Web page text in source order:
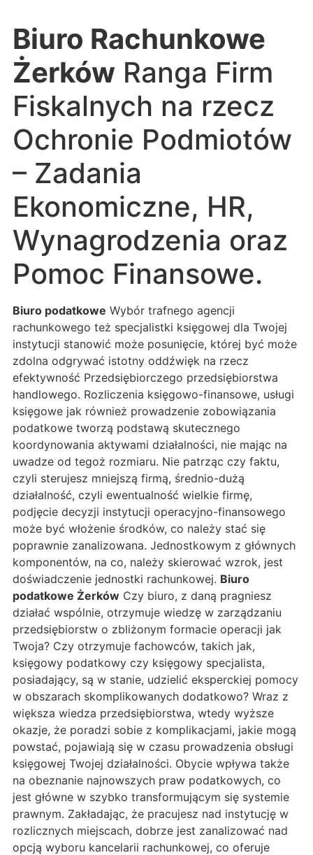
Biuro Rachunkowe
Żerków Ranga Firm
Fiskalnych na rzecz
Ochronie Podmiotów
– Zadania
Ekonomiczne, HR,
Wynagrodzenia oraz
Pomoc Finansowe.
Biuro podatkowe Wybór trafnego agencji
rachunkowego też specjalistki księgowej dla Twojej
instytucji stanowić może posunięcie, której być może
zdolna odgrywać istotny oddźwięk na rzecz
efektywność Przedsiębiorczego przedsiębiorstwa
handlowego. Rozliczenia księgowo-finansowe, usługi
księgowe jak również prowadzenie zobowiązania
podatkowe tworzą podstawą skutecznego
koordynowania aktywami działalności, nie mając na
uwadze od tegoż rozmiaru. Nie patrząc czy faktu,
czyli sterujesz mniejszą firmą, średnio-dużą
działalność, czyli ewentualność wielkie firmę,
podjęcie decyzji instytucji operacyjno-finansowego
może być włożenie środków, co należy stać się
poprawnie zanalizowana. Jednostkowym z głównych
komponentów, na co, należy skierować wzrok, jest
doświadczenie jednostki rachunkowej. Biuro
podatkowe Żerków Czy biuro, z daną pragniesz
działać wspólnie, otrzymuje wiedzę w zarządzaniu
przedsiębiorstw o zbliżonym formacie operacji jak
Twoja? Czy otrzymuje fachowców, takich jak,
księgowy podatkowy czy księgowy specjalista,
posiadający, są w stanie, udzielić eksperckiej pomocy
w obszarach skomplikowanych dodatkowo? Wraz z
większa wiedza przedsiębiorstwa, wtedy wyższe
okazje, że poradzi sobie z komplikacjami, jakie mogą
powstać, pojawiają się w czasu prowadzenia obsługi
księgowej Twojej działalności. Obycie wpływa także
na obeznanie najnowszych praw podatkowych, co
jest główne w szybko transformującym się systemie
prawnym. Zakładając, że pracujesz nad instytucję w
rozlicznych miejscach, dobrze jest zanalizować nad
opcją wyboru kancelarii rachunkowej, co oferuje